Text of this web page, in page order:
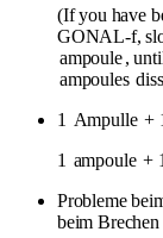
(If you have
GONAL-f,
ampoule,
ampoules
1 Ampulle +
1 ampoule + 1
Probleme
beim Brechen